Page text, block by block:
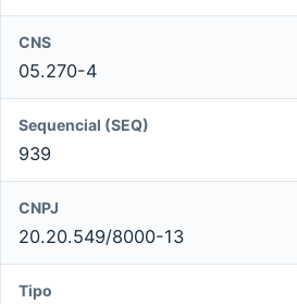
CNS
05.270-4
Sequencial (SEQ)
939
CNPJ
20.20.549/8000-13
Tipo